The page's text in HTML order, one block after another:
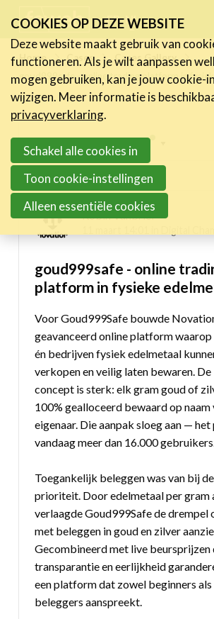
links
Jump
to
navigation
to
main
content
FR NL
Home Cases
Cases Gallery
goud999safe - online trading platform in
Inspiring projects menu
Digital Champs Cases
Robin Vanbriel
goud999safe - online
platform in fysieke
Voor Goud999Safe bouwde
geavanceerd online platform
én bedrijven fysiek edelmetaal
verkopen en veilig laten bewaren. De
concept is sterk: elk gram goud of
100% gealloceerd bewaard op naam
eigenaar. Die aanpak sloeg aan —
vandaag meer dan 16.000 gebruikers.
Toegankelijk beleggen was van bij
prioriteit. Door edelmetaal per gram
verlaagde Goud999Safe de drempel
met beleggen in goud en zilver
Gecombineerd met live beursprijzen
transparantie en eerlijkheid
een platform dat zowel beginners
beleggers aanspreekt.
Nieuws
Activiteiten
Expertise
Toolbox
Bedrijvenzoeker
Lid worden
COOKIES OP DEZE WEBSITE
Deze website maakt gebruik van
functioneren. Als je wilt aanpassen
mogen gebruiken, kan je jouw cookie-
wijzigen. Meer informatie is
privacyverklaring.
Schakel alle cookies in
Toon cookie-instellingen
Alleen essentiële cookies